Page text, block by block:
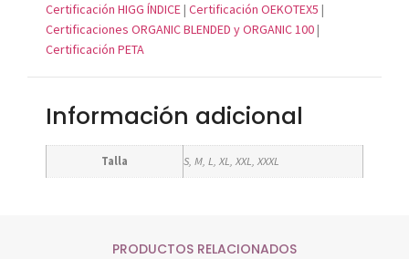
Certificación HIGG ÍNDICE| Certificación OEKOTEX5 |
Certificaciones ORGANIC BLENDED y ORGANIC 100|
Certificación PETA
Información adicional
Talla S, M, L, XL, XXL, XXXL
PRODUCTOS RELACIONADOS